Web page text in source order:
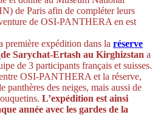
de Paris afin de compléter leurs
de OSI-PANTHERA en est
première expédition dans la réserve
de Sarychat-Ertash au Kirghizstan a
de 3 participants français et suisses.
OSI-PANTHERA et la réserve,
panthères des neiges, mais aussi de
L’expédition est ainsi
année avec les gardes de la